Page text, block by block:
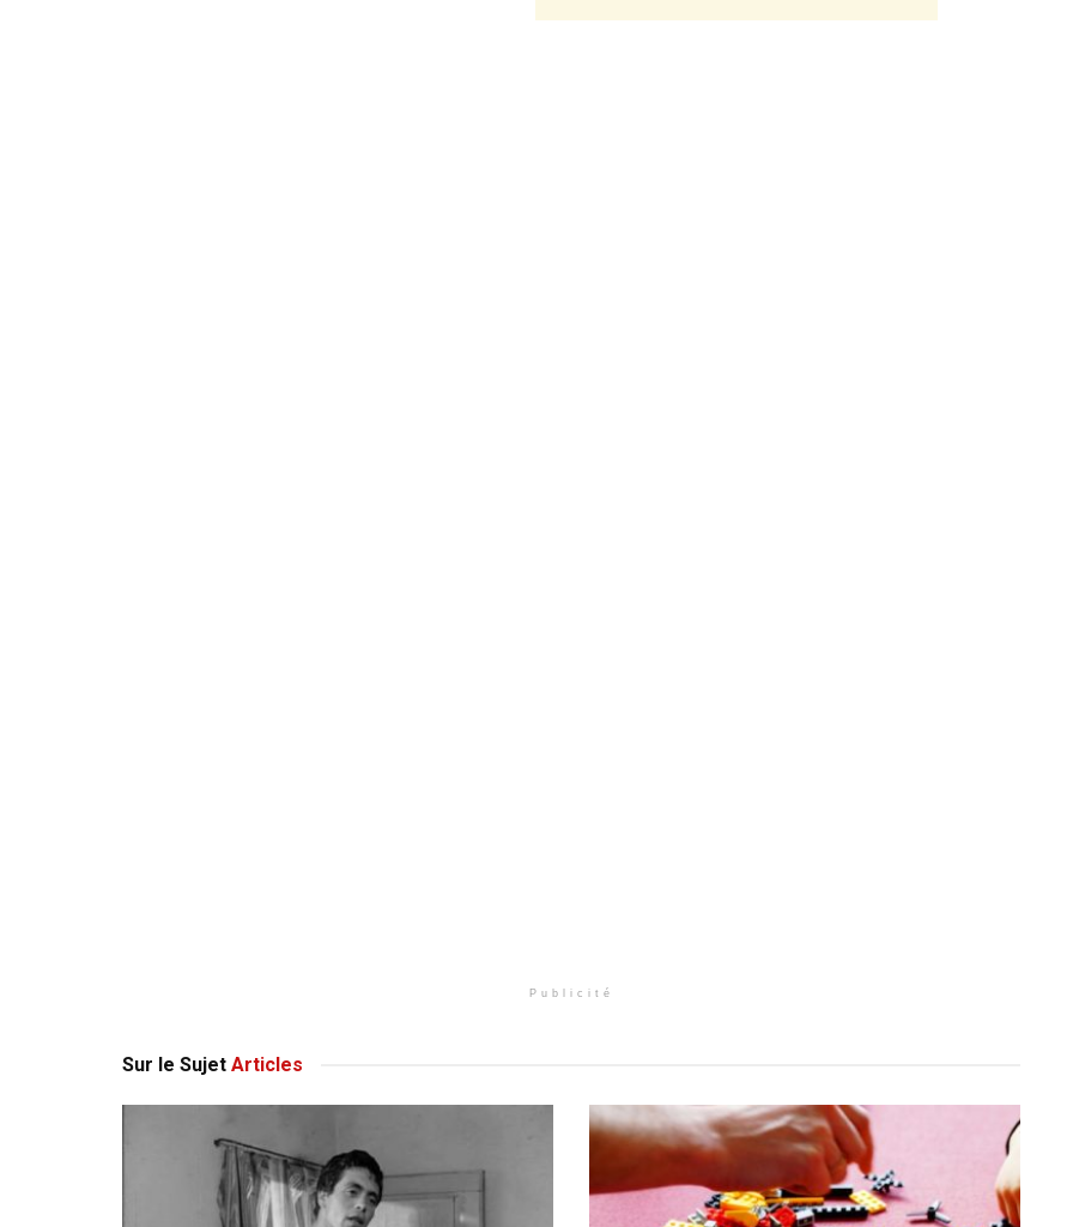
Publicité
Sur le Sujet Articles